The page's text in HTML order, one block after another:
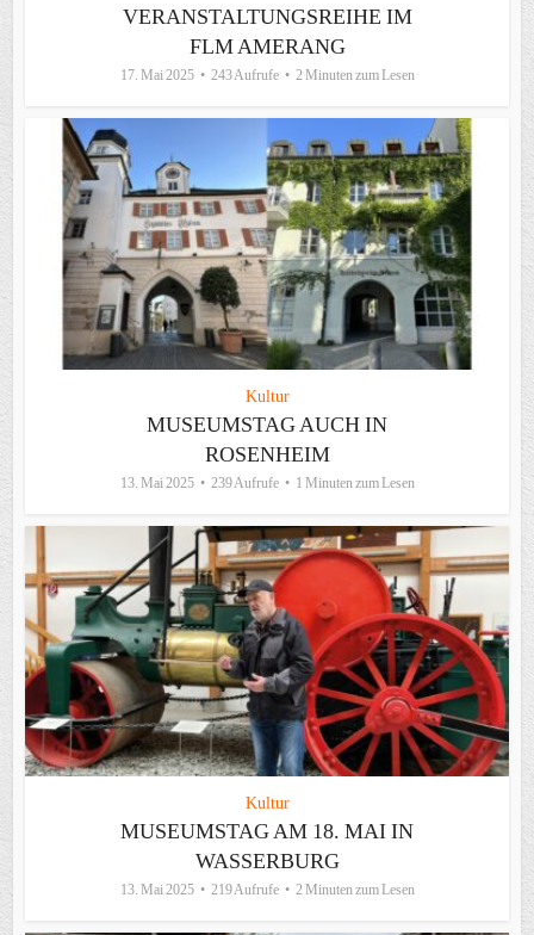
VERANSTALTUNGSREIHE IM
FLM AMERANG
17. Mai 2025 243 Aufrufe 2 Minuten zum Lesen
Kultur
MUSEUMSTAG AUCH IN
ROSENHEIM
13. Mai 2025 239 Aufrufe 1 Minuten zum Lesen
Kultur
MUSEUMSTAG AM 18. MAI IN
WASSERBURG
13. Mai 2025 219 Aufrufe 2 Minuten zum Lesen